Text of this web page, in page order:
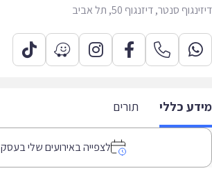
סנטר, דיזנגוף 50, תל אביב
כללי תורים
לצפייה באירועים שלי בעסק זה